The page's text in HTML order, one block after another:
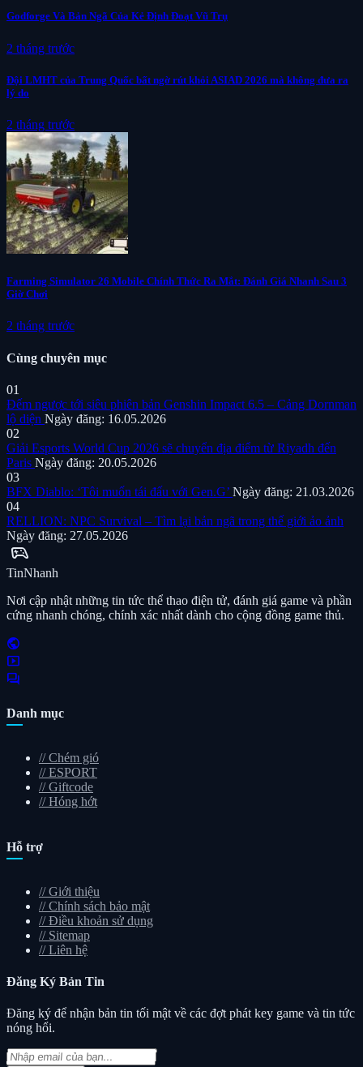
Godforge Và Bản Ngã Của Kẻ Định Đoạt Vũ Trụ
2 tháng trước
Đội LMHT của Trung Quốc bất ngờ rút khỏi ASIAD 2026 mà không đưa ra
lý do
2 tháng trước
Farming Simulator 26 Mobile Chính Thức Ra Mắt: Đánh Giá Nhanh Sau 3
Giờ Chơi
2 tháng trước
Cùng chuyên mục
01
Đếm ngược tới siêu phiên bản Genshin Impact 6.5 – Cảng Dornman
lộ diện Ngày đăng: 16.05.2026
02
Giải Esports World Cup 2026 sẽ chuyển địa điểm từ Riyadh đến
Paris Ngày đăng: 20.05.2026
03
BFX Diablo: ‘Tôi muốn tái đấu với Gen.G’ Ngày đăng: 21.03.2026
04
RELLION: NPC Survival – Tìm lại bản ngã trong thế giới ảo ảnh
Ngày đăng: 27.05.2026
sports_esports
TinNhanh
Nơi cập nhật những tin tức thể thao điện tử, đánh giá game và phần
cứng nhanh chóng, chính xác nhất dành cho cộng đồng game thủ.
public
smart_display
forum
Danh mục
// Chém gió
// ESPORT
// Giftcode
// Hóng hớt
Hỗ trợ
// Giới thiệu
// Chính sách bảo mật
// Điều khoản sử dụng
// Sitemap
// Liên hệ
Đăng Ký Bản Tin
Đăng ký để nhận bản tin tối mật về các đợt phát key game và tin tức
nóng hổi.